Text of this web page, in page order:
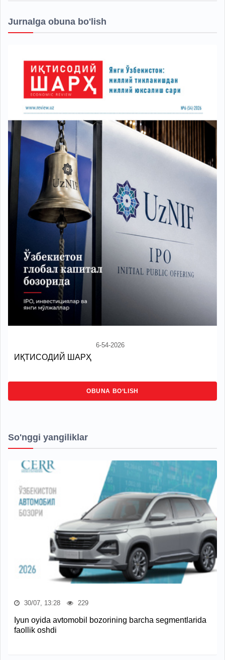
Jurnalga obuna bo'lish
6-54-2026
ИҚТИСОДИЙ ШАРҲ
OBUNA BO‘LISH
So'nggi yangiliklar
30/07, 13:28 229
Iyun oyida avtomobil bozorining barcha segmentlarida
faollik oshdi